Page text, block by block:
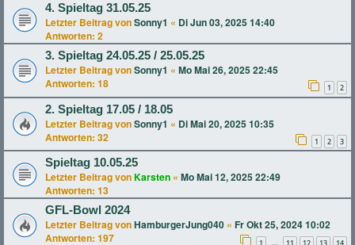
4. Spieltag 31.05.25
Letzter Beitrag vonSonny1 « Di Jun 03, 2025 14:40
Antworten: 2
3. Spieltag 24.05.25 / 25.05.25
Letzter Beitrag vonSonny1 « Mo Mai 26, 2025 22:45
Antworten: 18 1 2
2. Spieltag 17.05 / 18.05
Letzter Beitrag vonSonny1 « Di Mai 20, 2025 10:35
Antworten: 32 1 2 3
Spieltag 10.05.25
Letzter Beitrag vonKarsten « Mo Mai 12, 2025 22:49
Antworten: 13
GFL-Bowl 2024
Letzter Beitrag vonHamburgerJung040 « Fr Okt 25, 2024 10:02
Antworten: 197 1 11 12 13 14